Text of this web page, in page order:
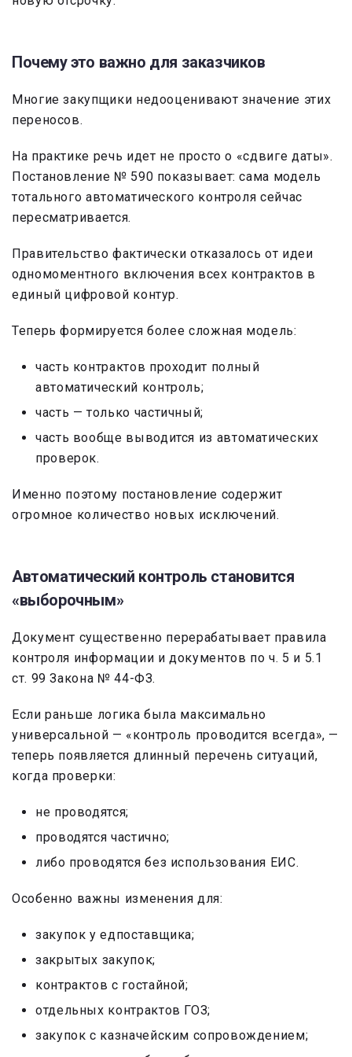
Почему это важно для заказчиков
Многие закупщики недооценивают значение этих
переносов.
На практике речь идет не просто о «сдвиге даты».
Постановление № 590 показывает: сама модель
тотального автоматического контроля сейчас
пересматривается.
Правительство фактически отказалось от идеи
одномоментного включения всех контрактов в
единый цифровой контур.
Теперь формируется более сложная модель:
часть контрактов проходит полный
автоматический контроль;
часть — только частичный;
часть вообще выводится из автоматических
проверок.
Именно поэтому постановление содержит
огромное количество новых исключений.
Автоматический контроль становится
«выборочным»
Документ существенно перерабатывает правила
контроля информации и документов по ч. 5 и 5.1
ст. 99 Закона № 44-ФЗ.
Если раньше логика была максимально
универсальной — «контроль проводится всегда», —
теперь появляется длинный перечень ситуаций,
когда проверки:
не проводятся;
проводятся частично;
либо проводятся без использования ЕИС.
Особенно важны изменения для:
закупок у едпоставщика;
закрытых закупок;
контрактов с гостайной;
отдельных контрактов ГОЗ;
закупок с казначейским сопровождением;